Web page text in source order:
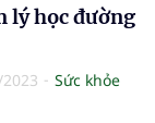
tra công tác y
địa bàn huyện
lý học đường
Sức khỏe